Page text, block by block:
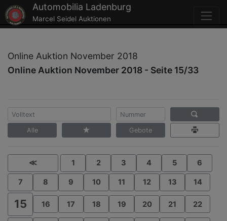
Automobilia Ladenburg
Marcel Seidel Auktionen
Online Auktion November 2018
Online Auktion November 2018 - Seite 15/33
Alle Gebote
≪ 1 2 3 4 5 6
7 8 9 10 11 12 13 14
15 16 17 18 19 20 21 22